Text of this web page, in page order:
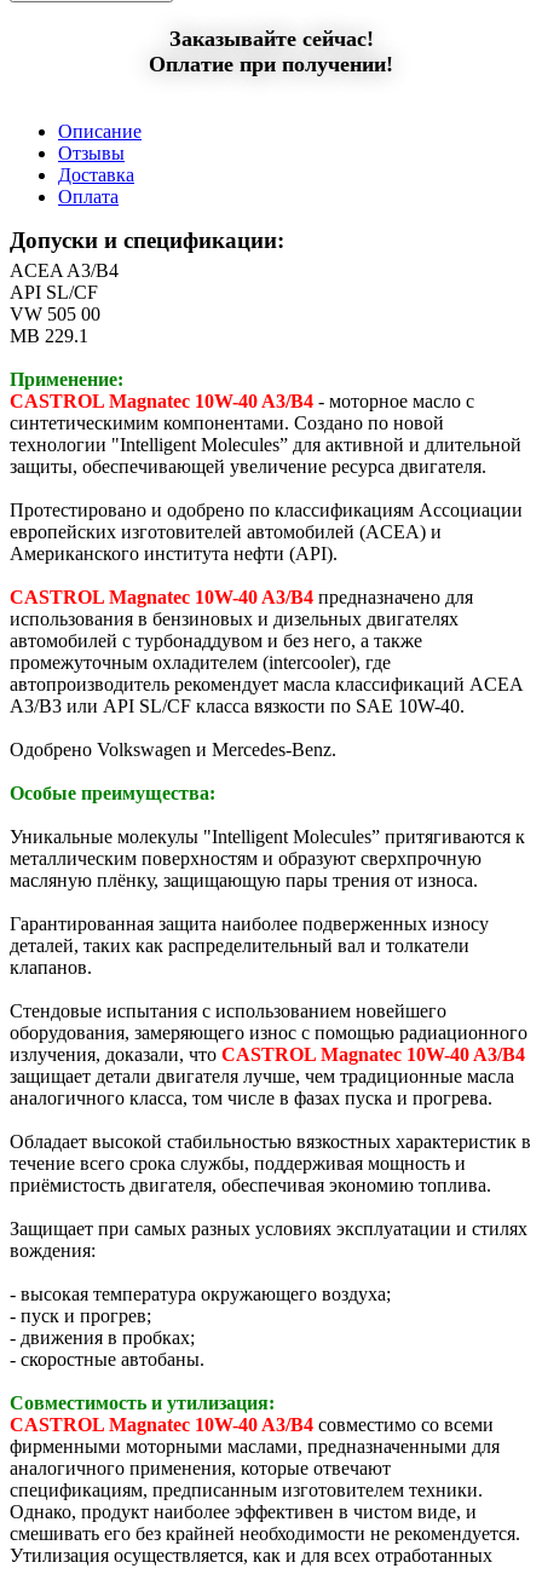
Заказывайте сейчас!
Оплатие при получении!
Описание
Отзывы
Доставка
Оплата
Допуски и спецификации:
ACEA A3/B4
API SL/CF
VW 505 00
MB 229.1
Применение:
CASTROL Magnatec 10W-40 A3/B4 - моторное масло с
синтетическимим компонентами. Создано по новой
технологии "Intelligent Molecules” для активной и длительной
защиты, обеспечивающей увеличение ресурса двигателя.
Протестировано и одобрено по классификациям Ассоциации
европейских изготовителей автомобилей (ACEA) и
Американского института нефти (API).
CASTROL Magnatec 10W-40 A3/B4 предназначено для
использования в бензиновых и дизельных двигателях
автомобилей с турбонаддувом и без него, а также
промежуточным охладителем (intercooler), где
автопроизводитель рекомендует масла классификаций ACEA
A3/B3 или API SL/CF класса вязкости по SAE 10W-40.
Одобрено Volkswagen и Mercedes-Benz.
Особые преимущества:
Уникальные молекулы "Intelligent Molecules” притягиваются к
металлическим поверхностям и образуют сверхпрочную
масляную плёнку, защищающую пары трения от износа.
Гарантированная защита наиболее подверженных износу
деталей, таких как распределительный вал и толкатели
клапанов.
Стендовые испытания с использованием новейшего
оборудования, замеряющего износ с помощью радиационного
излучения, доказали, что CASTROL Magnatec 10W-40 A3/B4
защищает детали двигателя лучше, чем традиционные масла
аналогичного класса, том числе в фазах пуска и прогрева.
Обладает высокой стабильностью вязкостных характеристик в
течение всего срока службы, поддерживая мощность и
приёмистость двигателя, обеспечивая экономию топлива.
Защищает при самых разных условиях эксплуатации и стилях
вождения:
- высокая температура окружающего воздуха;
- пуск и прогрев;
- движения в пробках;
- скоростные автобаны.
Совместимость и утилизация:
CASTROL Magnatec 10W-40 A3/B4 совместимо со всеми
фирменными моторными маслами, предназначенными для
аналогичного применения, которые отвечают
спецификациям, предписанным изготовителем техники.
Однако, продукт наиболее эффективен в чистом виде, и
смешивать его без крайней необходимости не рекомендуется.
Утилизация осуществляется, как и для всех отработанных